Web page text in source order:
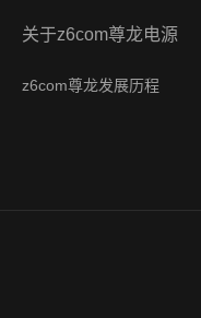
关于z6com尊龙电源
z6com尊龙发展历程